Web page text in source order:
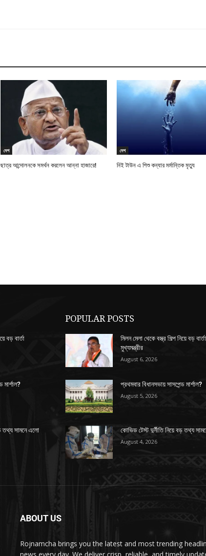
দেশ
ছাত্র আন্দোলনকে সমর্থন করলেন আন্না হাজারে!
দেশ
নিই টাউন এ শিশু কন্যার মর্মান্তিক মৃত্যু
বড় বার্তা
মার্শাল?
তথ্য সামনে এলো
POPULAR POSTS
মিলন মেলা থেকে বস্ত্র শিল্প নিয়ে বড় বার্তা
মুখ্যমন্ত্রীর
August 6, 2026
প্রথমবার বিধানসভায় সাসপেন্ড মার্শাল?
August 5, 2026
কোভিড টেস্ট দুর্নীতি নিয়ে বড় তথ্য
August 4, 2026
ABOUT US
Rojnamcha brings you the latest and most trending